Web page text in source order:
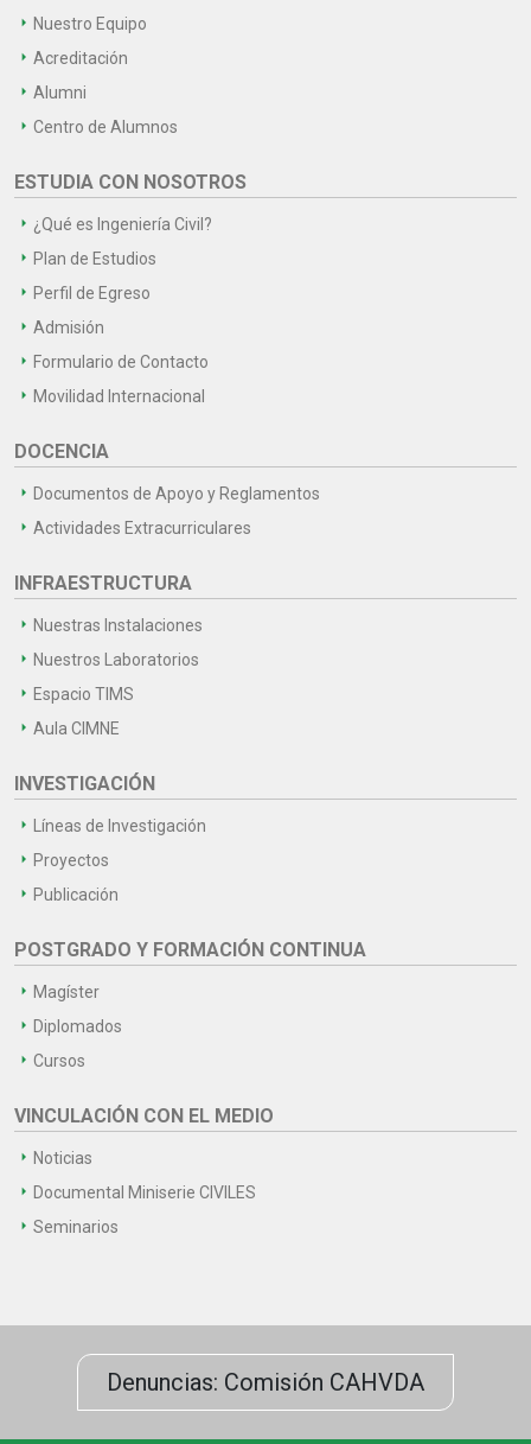
Nuestro Equipo
Acreditación
Alumni
Centro de Alumnos
ESTUDIA CON NOSOTROS
¿Qué es Ingeniería Civil?
Plan de Estudios
Perfil de Egreso
Admisión
Formulario de Contacto
Movilidad Internacional
DOCENCIA
Documentos de Apoyo y Reglamentos
Actividades Extracurriculares
INFRAESTRUCTURA
Nuestras Instalaciones
Nuestros Laboratorios
Espacio TIMS
Aula CIMNE
INVESTIGACIÓN
Líneas de Investigación
Proyectos
Publicación
POSTGRADO Y FORMACIÓN CONTINUA
Magíster
Diplomados
Cursos
VINCULACIÓN CON EL MEDIO
Noticias
Documental Miniserie CIVILES
Seminarios
Denuncias: Comisión CAHVDA